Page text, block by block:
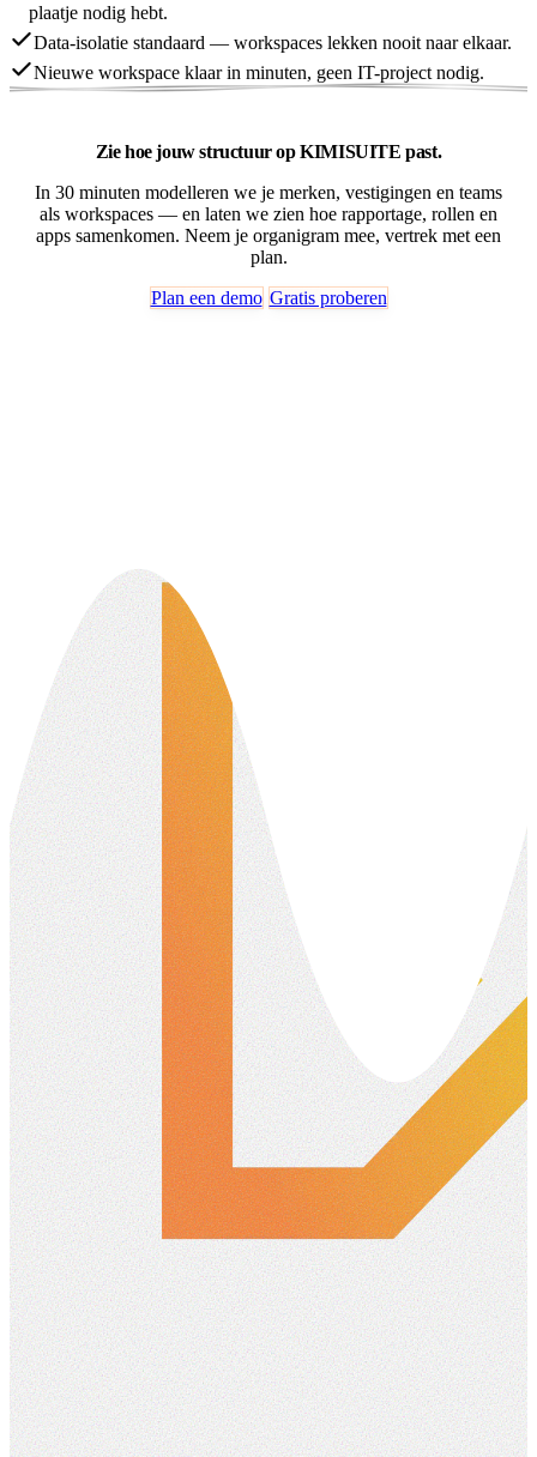
plaatje nodig hebt.
Data-isolatie standaard — workspaces lekken nooit naar elkaar.
Nieuwe workspace klaar in minuten, geen IT-project nodig.
Zie hoe jouw structuur op KIMISUITE past.
In 30 minuten modelleren we je merken, vestigingen en teams
als workspaces — en laten we zien hoe rapportage, rollen en
apps samenkomen. Neem je organigram mee, vertrek met een
plan.
Plan een demo Gratis proberen